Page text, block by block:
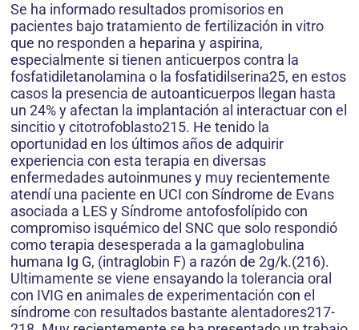
Se ha informado resultados promisorios en
pacientes bajo tratamiento de fertilización in vitro
que no responden a heparina y aspirina,
especialmente si tienen anticuerpos contra la
fosfatidiletanolamina o la fosfatidilserina25, en estos
casos la presencia de autoanticuerpos llegan hasta
un 24% y afectan la implantación al interactuar con el
sincitio y citotrofoblasto215. He tenido la
oportunidad en los últimos años de adquirir
experiencia con esta terapia en diversas
enfermedades autoinmunes y muy recientemente
atendí una paciente en UCI con Síndrome de Evans
asociada a LES y Síndrome antofosfolípido con
compromiso isquémico del SNC que solo respondió
como terapia desesperada a la gamaglobulina
humana Ig G, (intraglobin F) a razón de 2g/k.(216).
Ultimamente se viene ensayando la tolerancia oral
con IVIG en animales de experimentación con el
síndrome con resultados bastante alentadores217-